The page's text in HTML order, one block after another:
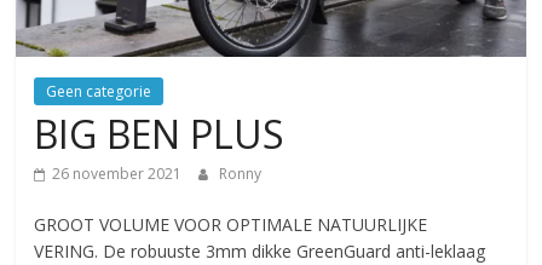
Geen categorie
BIG BEN PLUS
26 november 2021 Ronny
GROOT VOLUME VOOR OPTIMALE NATUURLIJKE
VERING. De robuuste 3mm dikke GreenGuard anti-leklaag